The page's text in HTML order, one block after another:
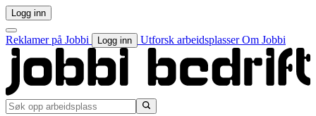
Logg inn
Reklamer på Jobbi Logg inn Utforsk arbeidsplasserOm Jobbi